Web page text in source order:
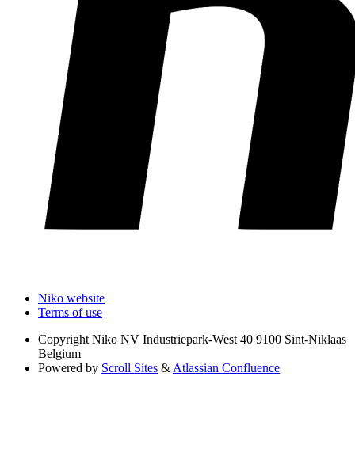
Niko website
Terms of use
Copyright Niko NV Industriepark-West 40 9100 Sint-Niklaas
Belgium
Powered by Scroll Sites & Atlassian Confluence